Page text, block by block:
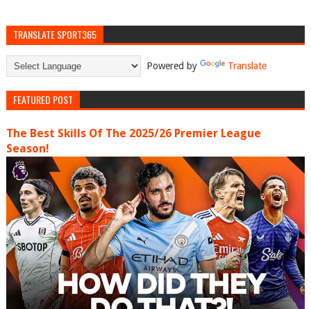
TRANSLATE SPORT365
Powered by Translate
FEATURED POST
The Best Skills Of The 2025/26 Premier League
Season!